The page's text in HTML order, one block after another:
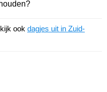
ook dagjes uit in Zuid-